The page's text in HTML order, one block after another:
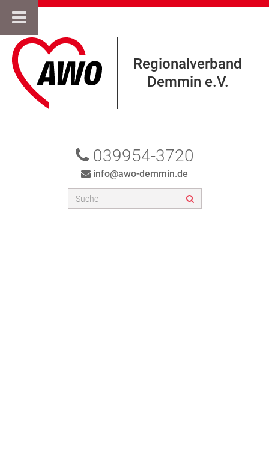
Regionalverband
Demmin e.V.
039954-3720
info@awo-demmin.de